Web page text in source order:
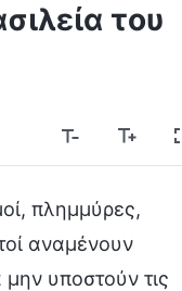
του
πλημμύρες,
αναμένουν
υποστούν τις